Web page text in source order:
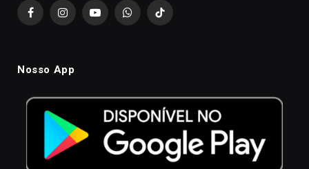
FacebookInstagramYouTubeWhatsAppTikTok
Nosso App